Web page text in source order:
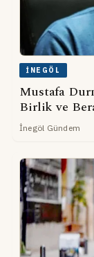
İNEGÖL
Mustafa
Birlik ve
İnegöl Gündem